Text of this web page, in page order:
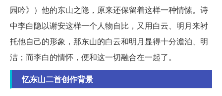
园吟》）他的东山之隐，原来还保留着这样一种情愫。诗
中李白隐以谢安这样一个人物自比，又用白云、明月来衬
托他自己的形象，那东山的白云和明月显得十分澹泊、明
洁；而李白的情怀，便和这一切融合在一起了。
忆东山二首创作背景